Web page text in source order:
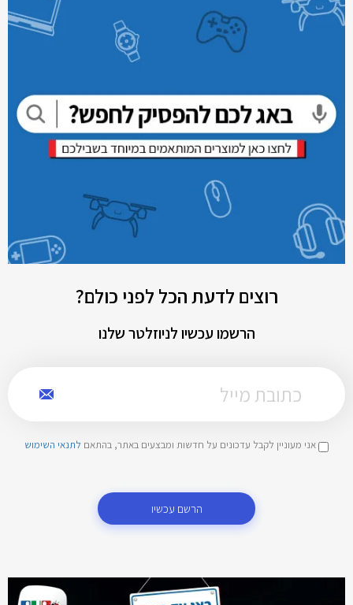
רוצים לדעת הכל לפני כולם?
הרשמו עכשיו לניוזלטר שלנו
אני מעוניין לקבל עדכונים על חדשות ומבצעים באתר, בהתאם לתנאי השימוש
הרשם עכשיו